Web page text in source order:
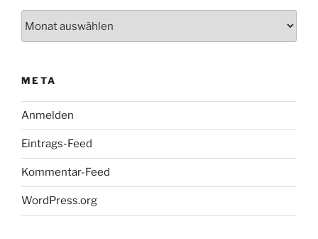
META
Anmelden
Eintrags-Feed
Kommentar-Feed
WordPress.org